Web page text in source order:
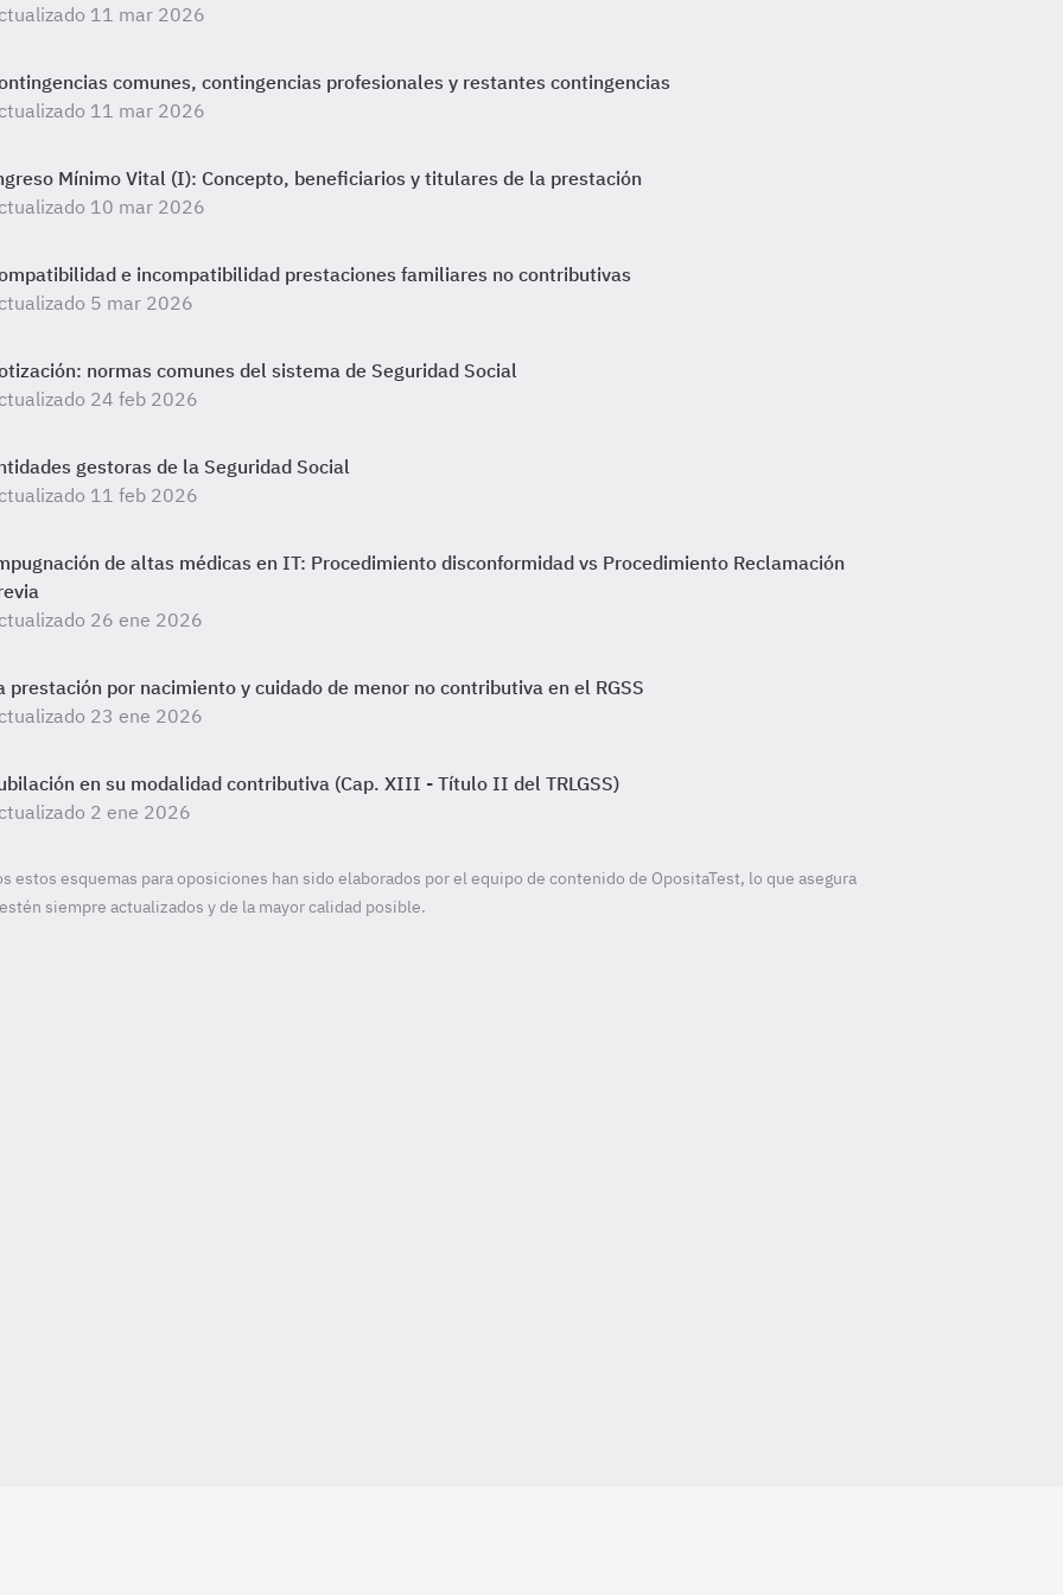
11 mar 2026
comunes, contingencias profesionales y restantes contingencias
11 mar 2026
Mínimo Vital (I): Concepto, beneficiarios y titulares de la prestación
10 mar 2026
e incompatibilidad prestaciones familiares no contributivas
5 mar 2026
normas comunes del sistema de Seguridad Social
24 feb 2026
gestoras de la Seguridad Social
11 feb 2026
de altas médicas en IT: Procedimiento disconformidad vs Procedimiento Reclamación
26 ene 2026
prestación por nacimiento y cuidado de menor no contributiva en el RGSS
23 ene 2026
en su modalidad contributiva (Cap. XIII - Título II del TRLGSS)
2 ene 2026
estos esquemas para oposiciones han sido elaborados por el equipo de contenido de OpositaTest, lo que asegura
siempre actualizados y de la mayor calidad posible.